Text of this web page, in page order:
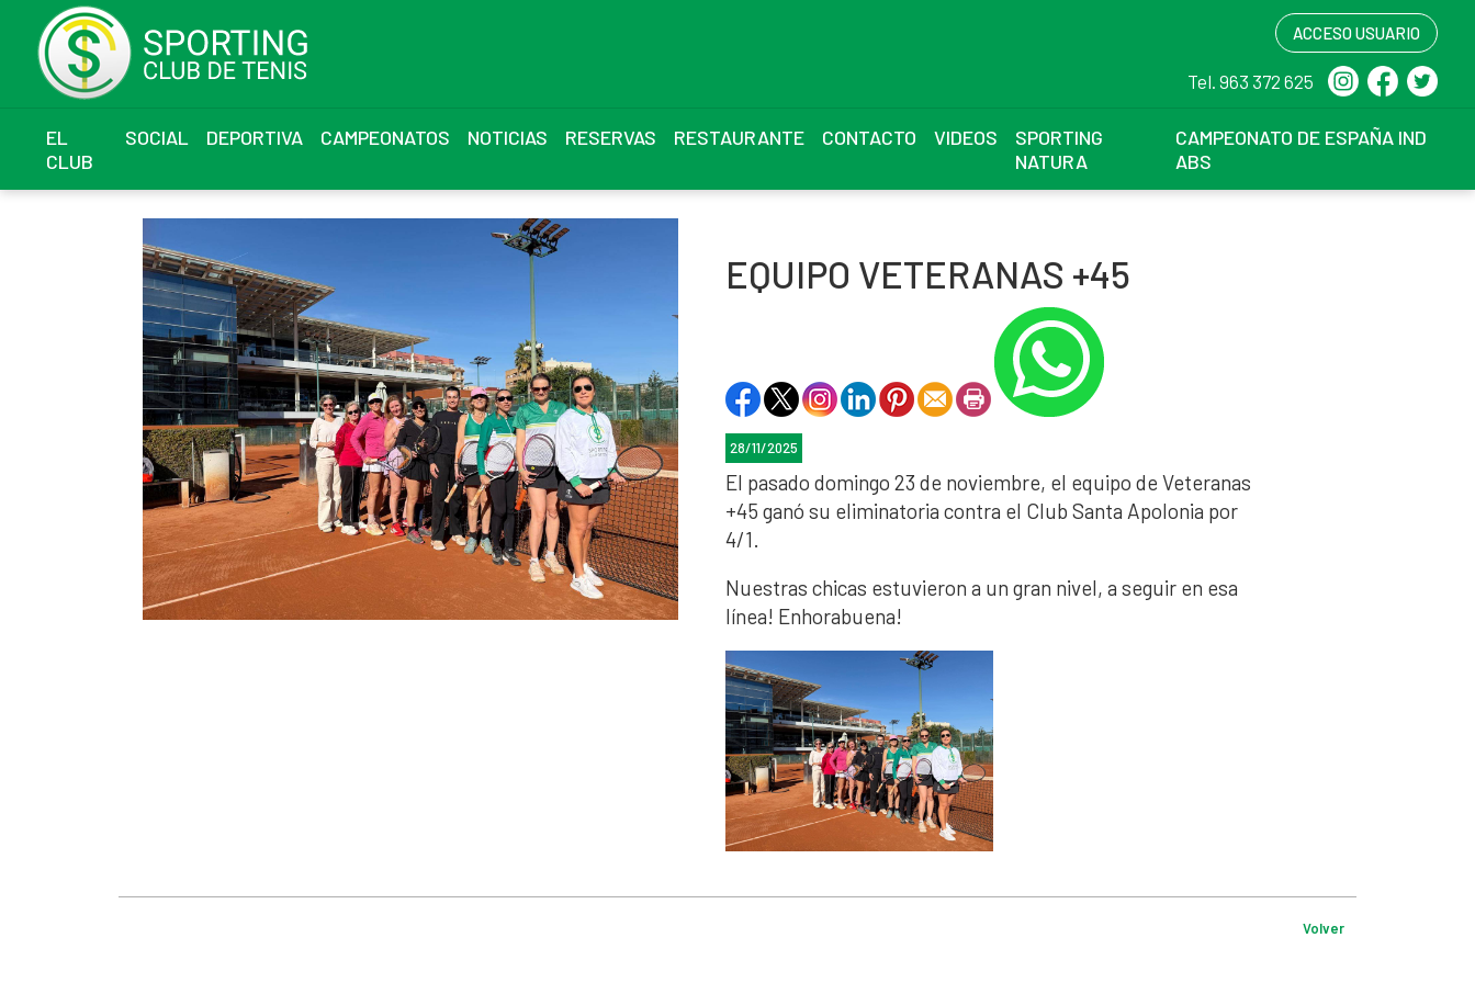
ACCESO USUARIO
Tel. 963 372 625
EL
CLUB
SOCIAL DEPORTIVA CAMPEONATOS NOTICIAS RESERVAS RESTAURANTE CONTACTO VIDEOS
SPORTING
NATURA
CAMPEONATO DE ESPAÑA IND
ABS
EQUIPO VETERANAS +45
28/11/2025
El pasado domingo 23 de noviembre, el equipo de Veteranas
+45 ganó su eliminatoria contra el Club Santa Apolonia por
4/1.
Nuestras chicas estuvieron a un gran nivel, a seguir en esa
línea! Enhorabuena!
Volver